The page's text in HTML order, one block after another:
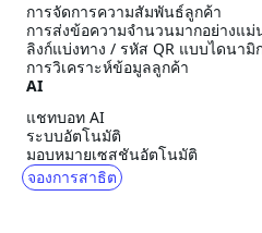
การจัดการความสัมพันธ์ลูกค้า
การส่งข้อความจำนวนมากอย่างแม่
ลิงก์แบ่งทาง / รหัส QR แบบไดนามิ
การวิเคราะห์ข้อมูลลูกค้า
AI
แชทบอท AI
ระบบอัตโนมัติ
มอบหมายเซสชันอัตโนมัติ
จองการสาธิต